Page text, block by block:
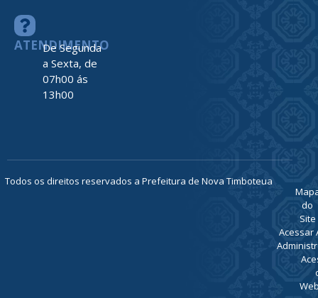
ATENDIMENTO
De Segunda
a Sexta, de
07h00 ás
13h00
Todos os direitos reservados a Prefeitura de Nova Timboteua
do
Site
Acessar